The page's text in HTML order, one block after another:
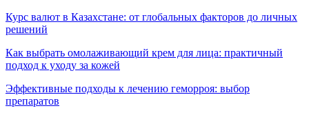
Курс валют в Казахстане: от глобальных факторов до личных
решений
Как выбрать омолаживающий крем для лица: практичный
подход к уходу за кожей
Эффективные подходы к лечению геморроя: выбор
препаратов